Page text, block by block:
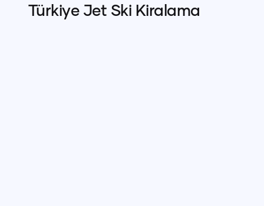
Türkiye Jet Ski Kiralama